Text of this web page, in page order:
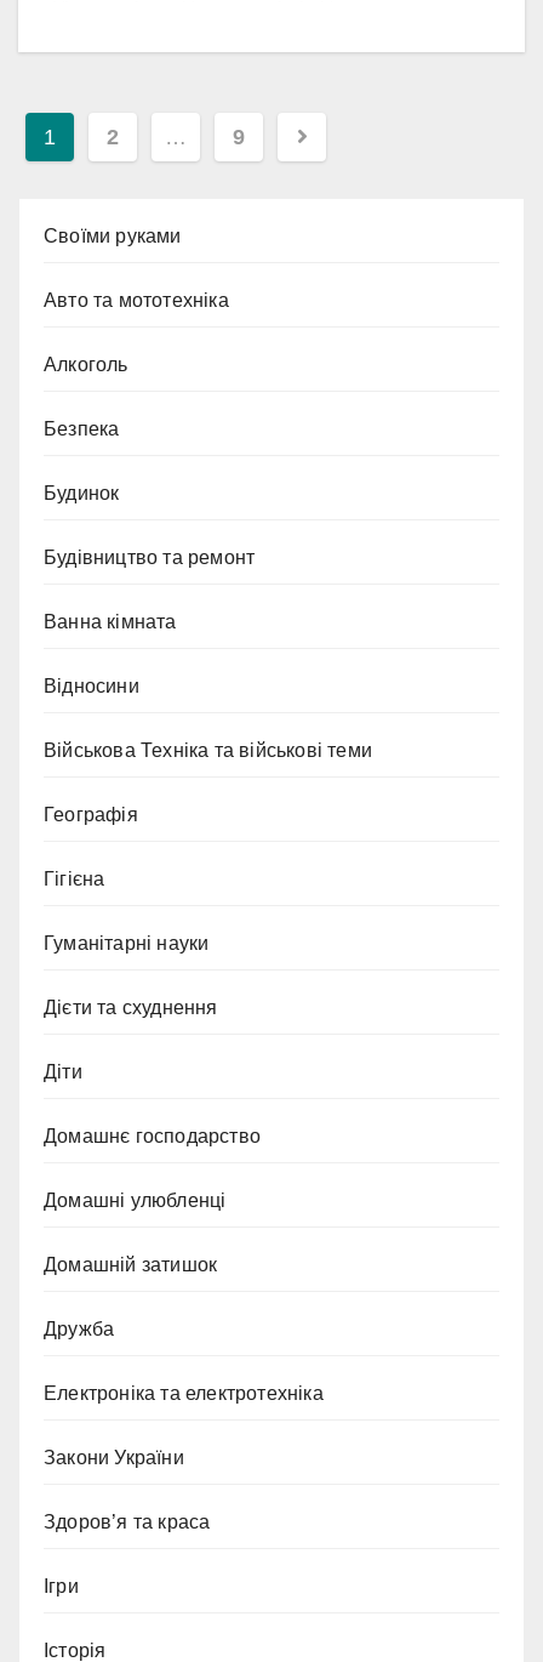
Пагінація
1 2 … 9
Cвоїми руками
Авто та мототехніка
Алкоголь
Безпека
Будинок
Будівництво та ремонт
Ванна кімната
Відносини
Військова Техніка та військові теми
Географія
Гігієна
Гуманітарні науки
Дієти та схуднення
Діти
Домашнє господарство
Домашні улюбленці
Домашній затишок
Дружба
Електроніка та електротехніка
Закони України
Здоров’я та краса
Ігри
Історія